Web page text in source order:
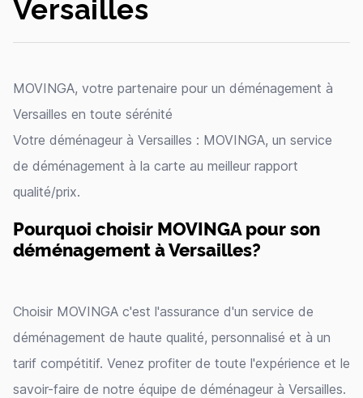
MOVINGA, votre partenaire pour un déménagement à
Versailles en toute sérénité
Votre déménageur à Versailles : MOVINGA, un service
de déménagement à la carte au meilleur rapport
qualité/prix.
Pourquoi choisir MOVINGA pour son
déménagement à Versailles?
Choisir MOVINGA c'est l'assurance d'un service de
déménagement de haute qualité, personnalisé et à un
tarif compétitif. Venez profiter de toute l'expérience et le
savoir-faire de notre équipe de déménageur à Versailles.